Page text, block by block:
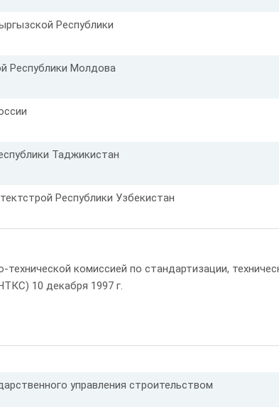
Республики
Республики Молдова
Таджикистан
Республики Узбекистан
комиссией по стандартизации,
10 декабря 1997 г.
управления строительством